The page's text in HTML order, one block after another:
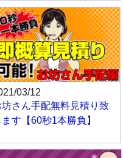
03/12
坊さん手配無料見積り致
ます【60秒1本勝負】